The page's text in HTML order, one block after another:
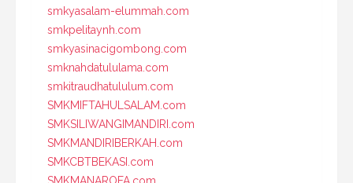
smkyasalam-elummah.com
smkpelitaynh.com
smkyasinacigombong.com
smknahdatululama.com
smkitraudhatululum.com
SMKMIFTAHULSALAM.com
SMKSILIWANGIMANDIRI.com
SMKMANDIRIBERKAH.com
SMKCBTBEKASI.com
SMKMANAROFA.com